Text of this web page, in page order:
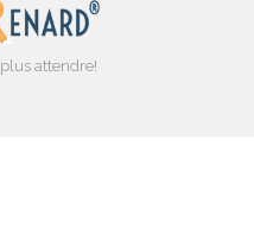
attendre!